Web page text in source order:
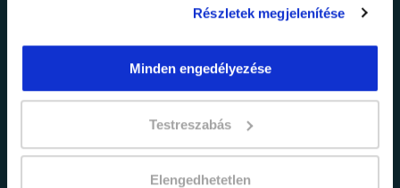
Részletek megjelenítése
Minden engedélyezése
Testreszabás
Elengedhetetlen
Értesülj elsőként legújabb tanfolyamainkról,
promócióinkról.